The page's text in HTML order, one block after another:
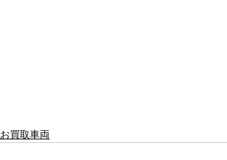
お買取車両